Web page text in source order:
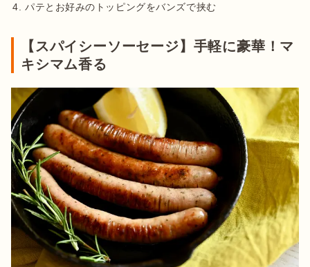
パテとお好みのトッピングをバンズで挟む
【スパイシーソーセージ】手軽に豪華！マ
キシマム香る